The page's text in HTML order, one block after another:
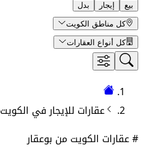
بيع إيجار بدل
كل مناطق الكويت
كل أنواع العقارات
عقارات للإيجار في الكويت
# عقارات الكويت من بوعقار